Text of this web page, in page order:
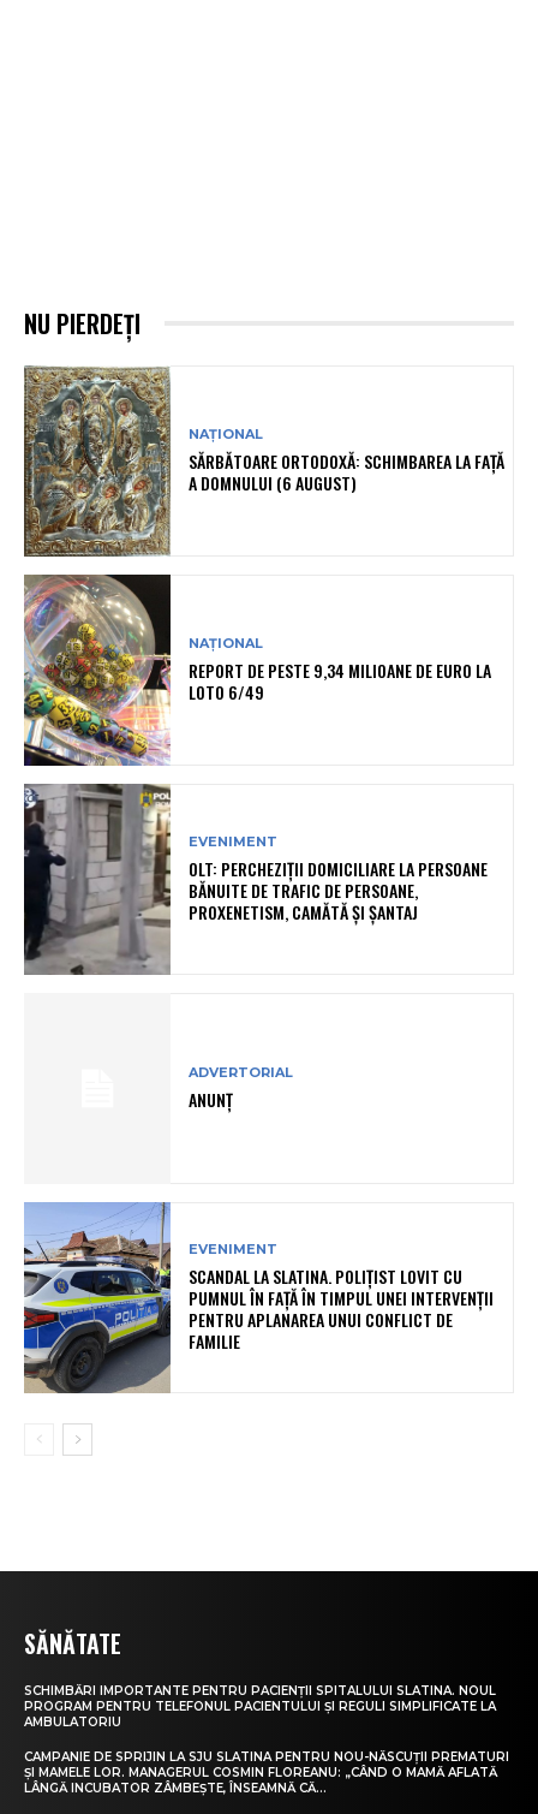
NU PIERDEȚI
NAȚIONAL
SĂRBĂTOARE ORTODOXĂ: SCHIMBAREA LA FAȚĂ
A DOMNULUI (6 AUGUST)
NAȚIONAL
REPORT DE PESTE 9,34 MILIOANE DE EURO LA
LOTO 6/49
EVENIMENT
OLT: PERCHEZIŢII DOMICILIARE LA PERSOANE
BĂNUITE DE TRAFIC DE PERSOANE,
PROXENETISM, CAMĂTĂ ŞI ŞANTAJ
ADVERTORIAL
ANUNȚ
EVENIMENT
SCANDAL LA SLATINA. POLIȚIST LOVIT CU
PUMNUL ÎN FAȚĂ ÎN TIMPUL UNEI INTERVENȚII
PENTRU APLANAREA UNUI CONFLICT DE
FAMILIE
SĂNĂTATE
SCHIMBĂRI IMPORTANTE PENTRU PACIENȚII SPITALULUI SLATINA. NOUL
PROGRAM PENTRU TELEFONUL PACIENTULUI ȘI REGULI SIMPLIFICATE LA
AMBULATORIU
CAMPANIE DE SPRIJIN LA SJU SLATINA PENTRU NOU-NĂSCUȚII PREMATURI
ȘI MAMELE LOR. MANAGERUL COSMIN FLOREANU: „CÂND O MAMĂ AFLATĂ
LÂNGĂ INCUBATOR ZÂMBEȘTE, ÎNSEAMNĂ CĂ...